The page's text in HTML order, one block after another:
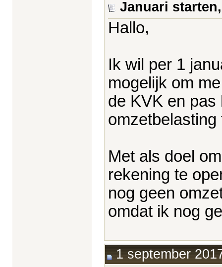
Januari
Hallo,
Ik wil per 1
mogelijk om
de KVK en
omzetbelasting
Met als doel
rekening te
nog geen
omdat ik nog
1 september